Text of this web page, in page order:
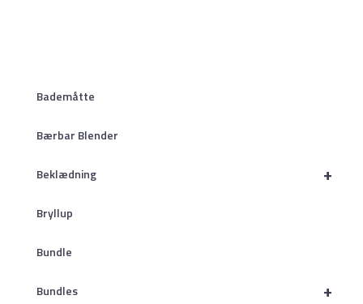
Bademåtte
Bærbar Blender
+
Beklædning
Bryllup
Bundle
+
Bundles